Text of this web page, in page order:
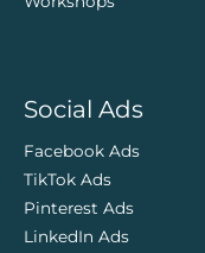
Social Ads
Facebook Ads
TikTok Ads
Pinterest Ads
LinkedIn Ads